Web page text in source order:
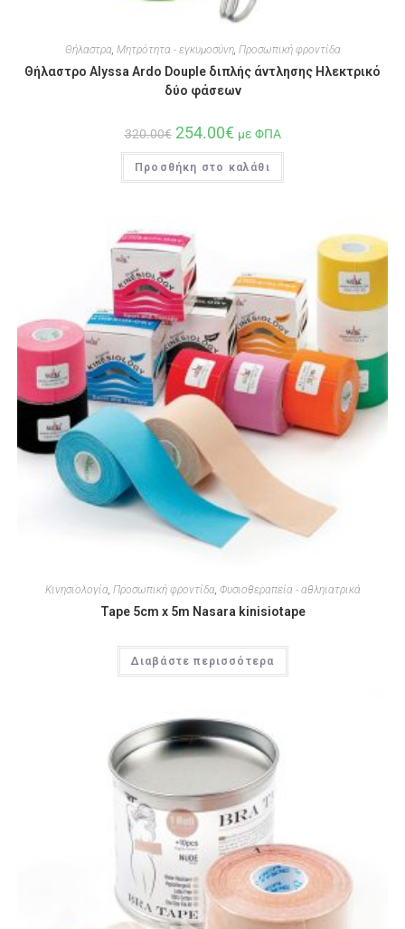
Θήλαστρα, Μητρότητα - εγκυμοσύνη, Προσωπική φροντίδα
Θήλαστρο Alyssa Ardo Douple διπλής άντλησης Ηλεκτρικό
δύο φάσεων
320.00€ 254.00€ με ΦΠΑ
Προσθήκη στο καλάθι
Κινησιολογία Προσωπική φροντίδα Φυσιοθεραπεία - αθληιατρικά
Tape 5cm x 5m Nasara kinisiotape
Διαβάστε περισσότερα